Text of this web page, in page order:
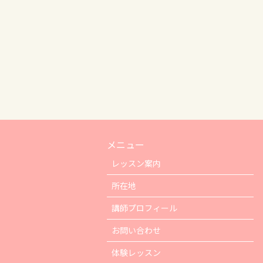
メニュー
レッスン案内
所在地
講師プロフィール
お問い合わせ
体験レッスン